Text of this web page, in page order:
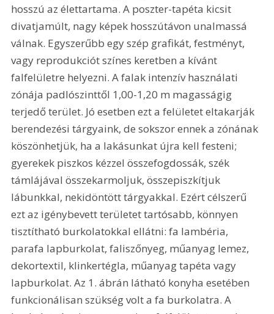
hosszú az élettartama. A poszter-tapéta kicsit
divatjamúlt, nagy képek hosszútávon unalmassá
válnak. Egyszerűbb egy szép grafikát, festményt,
vagy reprodukciót színes keretben a kívánt
falfelületre helyezni. A falak intenzív használati
zónája padlószinttől 1,00-1,20 m magasságig
terjedő terület. Jó esetben ezt a felületet eltakarják
berendezési tárgyaink, de sokszor ennek a zónának
köszönhetjük, ha a lakásunkat újra kell festeni;
gyerekek piszkos kézzel összefogdossák, szék
támlájával összekarmoljuk, összepiszkítjuk
lábunkkal, nekidöntött tárgyakkal. Ezért célszerű
ezt az igénybevett területet tartósabb, könnyen
tisztítható burkolatokkal ellátni: fa lambéria,
parafa lapburkolat, faliszőnyeg, műanyag lemez,
dekortextil, klinkertégla, műanyag tapéta vagy
lapburkolat. Az 1. ábrán látható konyha esetében
funkcionálisan szükség volt a fa burkolatra. A